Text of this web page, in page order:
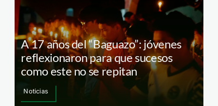
A 17 años del “Baguazo”: jóvenes
reflexionaron para que sucesos
como este no se repitan
Noticias